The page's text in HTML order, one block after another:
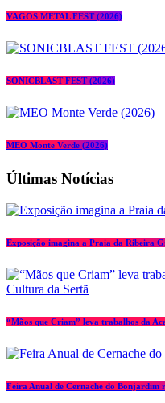
VAGOS METAL FEST (2026)
SONICBLAST FEST (2026)
MEO Monte Verde (2026)
Últimas Notícias
Exposição imagina a Praia da Ribeira
“Mãos que Criam” leva trabalhos da
Feira Anual de Cernache do Bonjardim